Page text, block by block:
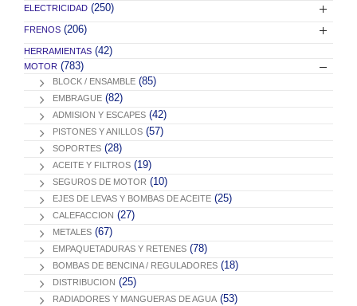
ELECTRICIDAD (250)
FRENOS (206)
HERRAMIENTAS (42)
MOTOR (783)
BLOCK / ENSAMBLE (85)
EMBRAGUE (82)
ADMISION Y ESCAPES (42)
PISTONES Y ANILLOS (57)
SOPORTES (28)
ACEITE Y FILTROS (19)
SEGUROS DE MOTOR (10)
EJES DE LEVAS Y BOMBAS DE ACEITE (25)
CALEFACCION (27)
METALES (67)
EMPAQUETADURAS Y RETENES (78)
BOMBAS DE BENCINA / REGULADORES (18)
DISTRIBUCION (25)
RADIADORES Y MANGUERAS DE AGUA (53)